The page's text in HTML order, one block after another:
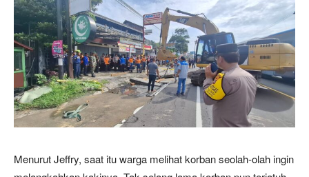
Menurut Jeffry, saat itu warga melihat korban seolah-olah ingin